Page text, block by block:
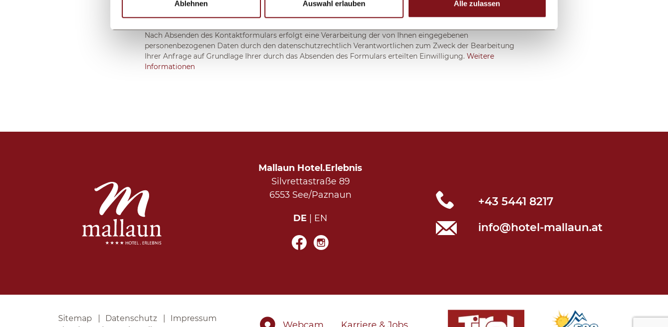
Ablehnen Auswahl erlauben Alle zulassen
Nach Absenden des Kontaktformulars erfolgt eine Verarbeitung der von Ihnen eingegebenen
personenbezogenen Daten durch den datenschutzrechtlich Verantwortlichen zum Zweck der Bearbeitung
Ihrer Anfrage auf Grundlage Ihrer durch das Absenden des Formulars erteilten Einwilligung.Weitere
Informationen
Mallaun Hotel.Erlebnis
Silvrettastraße 89
6553 See/Paznaun
DE EN
+43 5441 8217
info@hotel-mallaun.at
Sitemap Datenschutz
Impressum